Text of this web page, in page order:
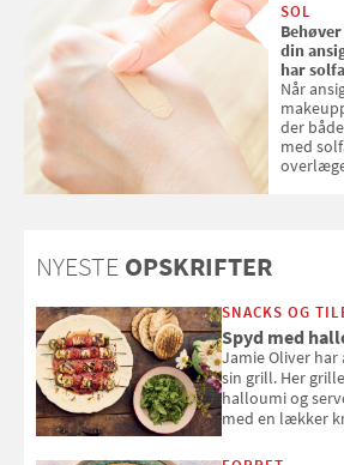
SOL
din
har
Når
der
med
NYESTE OPSKRIFTER
SNACKS OG
Spyd med
Jamie Oliver
sin grill. Her
halloumi og
med en lækker
smag" af Jamie